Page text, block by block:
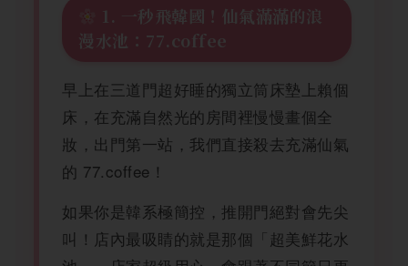
1. 一秒飛韓國！仙氣滿滿的浪
漫水池：77.coffee
早上在三道門超好睡的獨立筒床墊上賴個
床，在充滿自然光的房間裡慢慢畫個全
妝，出門第一站，我們直接殺去充滿仙氣
的 77.coffee！
如果你是韓系極簡控，推開門絕對會先尖
叫！店內最吸睛的就是那個「超美鮮花水